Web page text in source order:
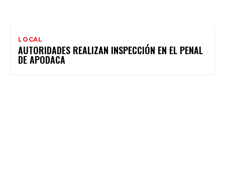
LOCAL
AUTORIDADES REALIZAN INSPECCIÓN EN EL PENAL
DE APODACA